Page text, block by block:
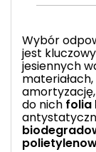
Wybór
jest
jesiennych
do nich folia